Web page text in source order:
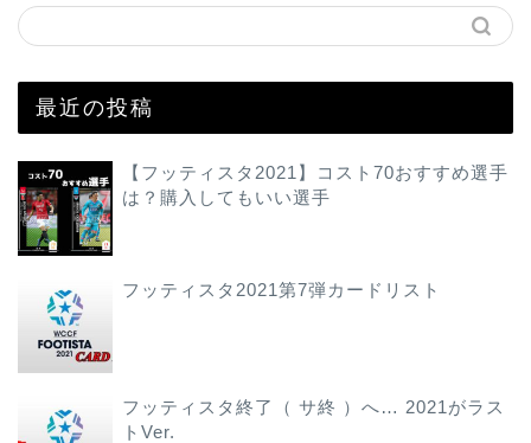
最近の投稿
【フッティスタ2021】コスト70おすすめ選手
は？購入してもいい選手
フッティスタ2021第7弾カードリスト
フッティスタ終了（ サ終 ）へ… 2021がラス
トVer.